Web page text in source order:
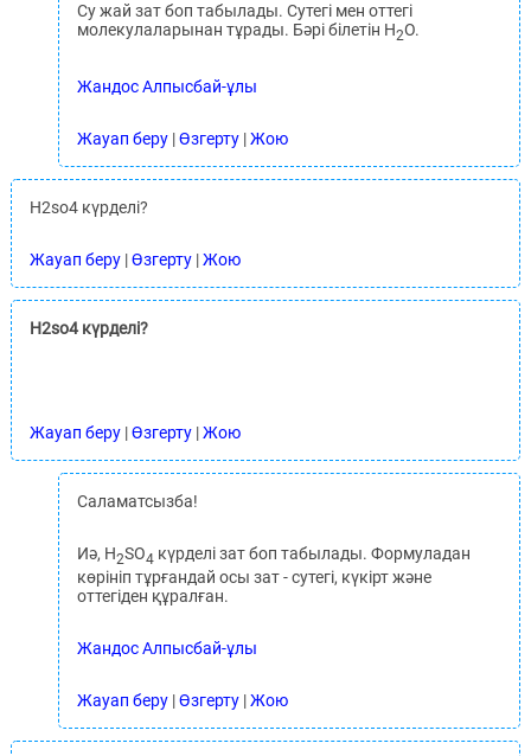
Су жай зат боп табылады. Сутегі мен оттегі
молекулаларынан тұрады. Бәрі білетін H2O.
Жандос Алпысбай-ұлы
Жауап беру|Өзгерту|Жою
H2so4 күрделі?
Жауап беру|Өзгерту|Жою
H2so4 күрделі?
Жауап беру|Өзгерту|Жою
Саламатсызба!
Иә, H2SO4 күрделі зат боп табылады. Формуладан
көрініп тұрғандай осы зат - сутегі, күкірт және
оттегіден құралған.
Жандос Алпысбай-ұлы
Жауап беру|Өзгерту|Жою